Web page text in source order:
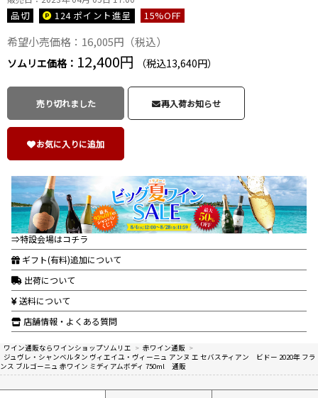
品切 124 ポイント進呈 15%OFF
希望小売価格：16,005円（税込）
ソムリエ価格： 12,400円 （税込13,640円）
売り切れました 再入荷お知らせ
お気に入りに追加
⇒特設会場はコチラ
ギフト(有料)追加について
出荷について
送料について
店舗情報・よくある質問
ワイン通販ならワインショップソムリエ > 赤ワイン通販 >
ジュヴレ・シャンベルタン ヴィエイユ・ヴィーニュ アンヌ エ セバスティアン ビドー 2020年 フラ
ンス ブルゴーニュ 赤ワイン ミディアムボディ 750ml 通販